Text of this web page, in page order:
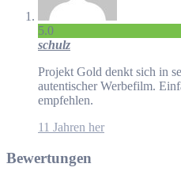
5.0
schulz
Projekt Gold denkt sich in
autentischer Werbefilm.
empfehlen.
11 Jahren her
Bewertungen